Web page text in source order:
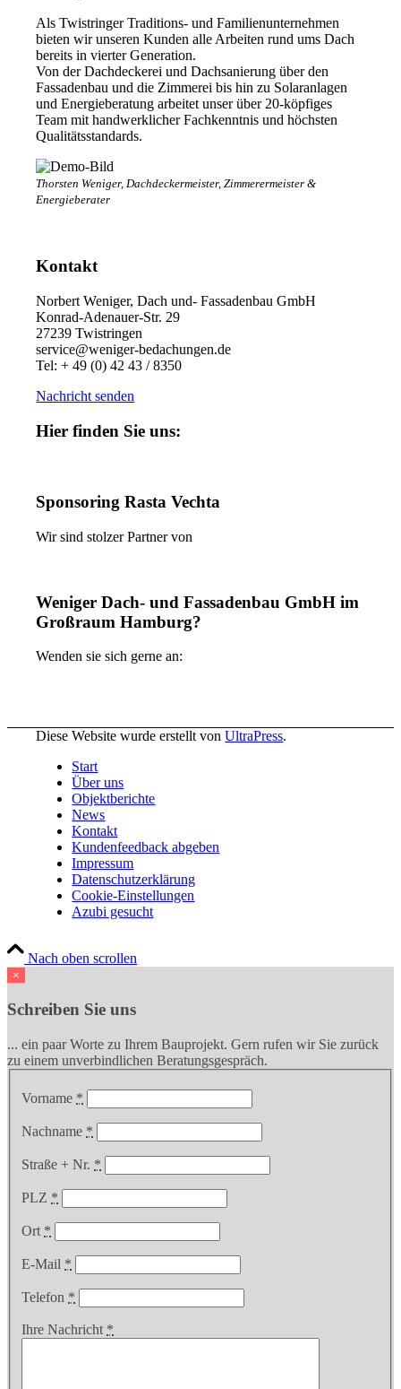
Als Twistringer Traditions- und Familienunternehmen
bieten wir unseren Kunden alle Arbeiten rund ums Dach
bereits in vierter Generation.
Von der Dachdeckerei und Dachsanierung über den
Fassadenbau und die Zimmerei bis hin zu Solaranlagen
und Energieberatung arbeitet unser über 20-köpfiges
Team mit handwerklicher Fachkenntnis und höchsten
Qualitätsstandards.
Thorsten Weniger, Dachdeckermeister, Zimmerermeister &
Energieberater
Kontakt
Norbert Weniger, Dach und- Fassadenbau GmbH
Konrad-Adenauer-Str. 29
27239 Twistringen
service@weniger-bedachungen.de
Tel: + 49 (0) 42 43 / 8350
Nachricht senden
Hier finden Sie uns:
Sponsoring Rasta Vechta
Wir sind stolzer Partner von
Weniger Dach- und Fassadenbau GmbH im
Großraum Hamburg?
Wenden sie sich gerne an:
Diese Website wurde erstellt vonUltraPress.
Start
Über uns
Objektberichte
News
Kontakt
Kundenfeedback abgeben
Impressum
Datenschutzerklärung
Cookie-Einstellungen
Azubi gesucht
Nach oben scrollen
×
Schreiben Sie uns
... ein paar Worte zu Ihrem Bauprojekt. Gern rufen wir Sie zurück
zu einem unverbindlichen Beratungsgespräch.
Vorname *
Nachname *
Straße + Nr. *
PLZ *
Ort *
E-Mail *
Telefon *
Ihre Nachricht *